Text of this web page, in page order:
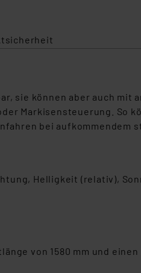
sie können aber auch mit
Markisensteuerung. So
bei aufkommendem
Helligkeit (relativ),
von 1580 mm und